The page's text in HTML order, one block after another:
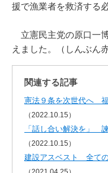
援で漁業者を救済する
立憲民主党の原口一
えました。（しんぶん
関連する記事
憲法９条を次世代へ
（2022.10.15）
「話し合い解決を」
（2022.10.15）
建設アスベスト 全て